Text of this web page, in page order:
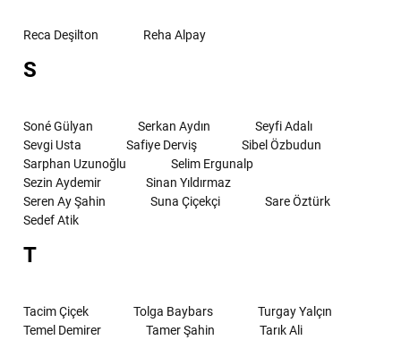
Reca Deşilton Reha Alpay
S
Soné Gülyan Serkan Aydın
Seyfi Adalı
Sevgi Usta
Safiye Derviş
Sibel Özbudun
Sarphan Uzunoğlu
Selim Ergunalp
Sezin Aydemir
Sinan Yıldırmaz
Seren Ay Şahin
Suna Çiçekçi
Sare Öztürk
Sedef Atik
T
Tacim Çiçek Tolga Baybars
Turgay Yalçın
Temel Demirer
Tamer Şahin Tarık Ali